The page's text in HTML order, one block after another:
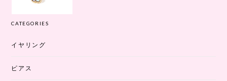
CATEGORIES
イヤリング
ピアス